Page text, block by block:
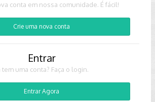
conta em nossa comunidade. É fácil!
Crie uma nova conta
Entrar
tem uma conta? Faça o login.
Entrar Agora